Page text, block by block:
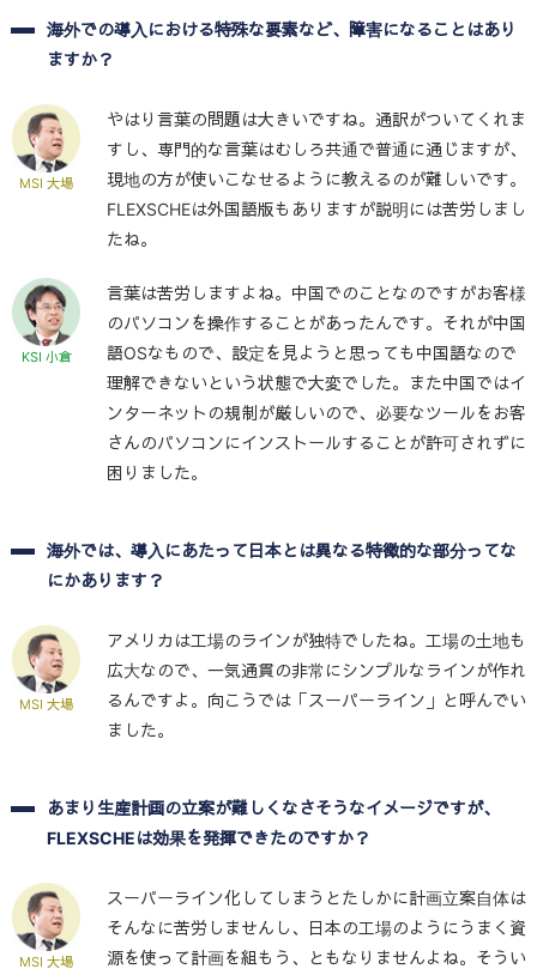
海外での導入における特殊な要素など、障害になることはあり
ますか？
MSI 大場
やはり言葉の問題は大きいですね。通訳がついてくれま
すし、専門的な言葉はむしろ共通で普通に通じますが、
現地の方が使いこなせるように教えるのが難しいです。
FLEXSCHEは外国語版もありますが説明には苦労しまし
たね。
KSI 小倉
言葉は苦労しますよね。中国でのことなのですがお客様
のパソコンを操作することがあったんです。それが中国
語OSなもので、設定を見ようと思っても中国語なので
理解できないという状態で大変でした。また中国ではイ
ンターネットの規制が厳しいので、必要なツールをお客
さんのパソコンにインストールすることが許可されずに
困りました。
海外では、導入にあたって日本とは異なる特徴的な部分ってな
にかあります？
MSI 大場
アメリカは工場のラインが独特でしたね。工場の土地も
広大なので、一気通貫の非常にシンプルなラインが作れ
るんですよ。向こうでは「スーパーライン」と呼んでい
ました。
あまり生産計画の立案が難しくなさそうなイメージですが、
FLEXSCHEは効果を発揮できたのですか？
MSI 大場
スーパーライン化してしまうとたしかに計画立案自体は
そんなに苦労しませんし、日本の工場のようにうまく資
源を使って計画を組もう、ともなりませんよね。そうい